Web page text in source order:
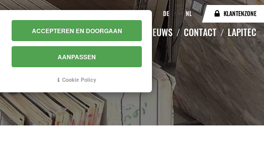
DE NL KLANTENZONE
BEDRIJF CATALOGUS MAGAZIJN NIEUWS CONTACT LAPITEC
ACCEPTEREN EN DOORGAAN
AANPASSEN
Cookie Policy